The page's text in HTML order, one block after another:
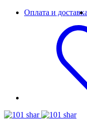
Оплата и доставка